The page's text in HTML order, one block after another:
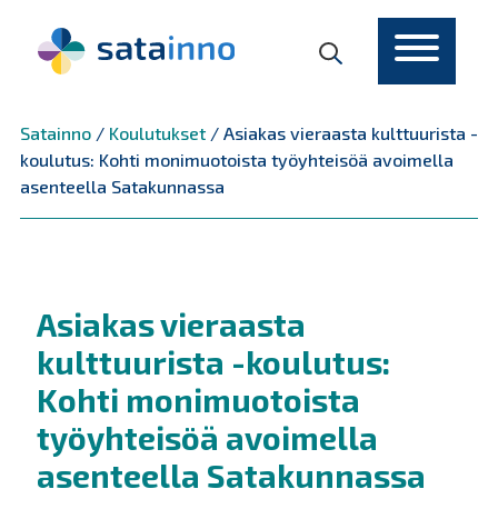
Satainno/ Koulutukset/ Asiakas vieraasta kulttuurista -
koulutus: Kohti monimuotoista työyhteisöä avoimella
asenteella Satakunnassa
Asiakas vieraasta
kulttuurista -koulutus:
Kohti monimuotoista
työyhteisöä avoimella
asenteella Satakunnassa